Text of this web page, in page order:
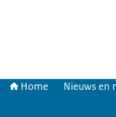
Home Nieuws en